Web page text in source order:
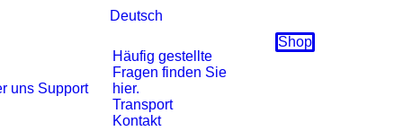
Deutsch
uns Support
Häufig gestellte
Fragen finden Sie
hier.
Transport
Kontakt
Shop